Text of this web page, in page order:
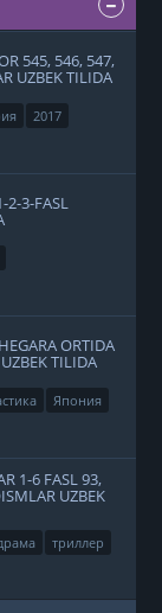
545, 546, 547,
UZBEK TILIDA
2017
2-3-FASL
ORTIDA
TILIDA
Япония
1-6 FASL 93,
UZBEK
триллер